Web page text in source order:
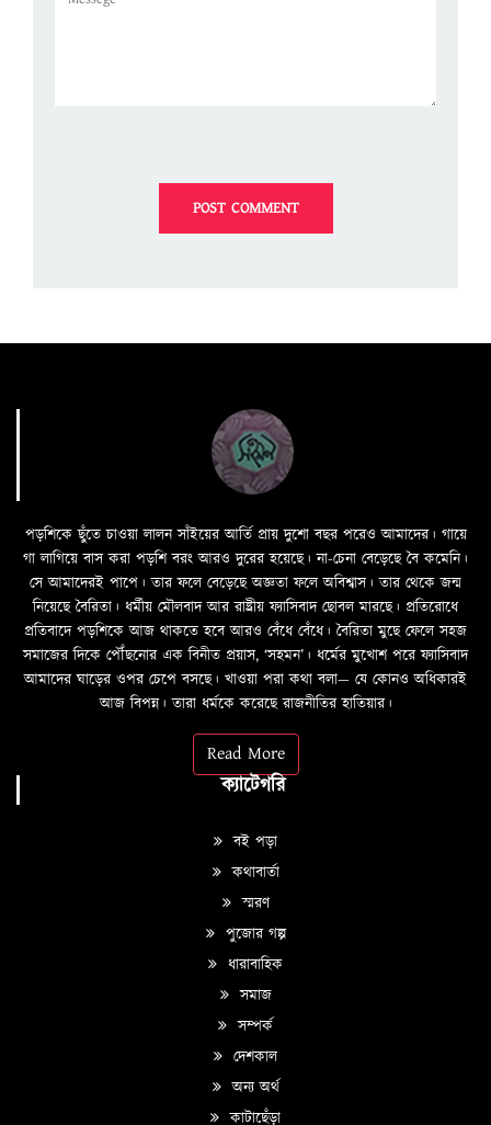
পড়শিকে ছুঁতে চাওয়া লালন সাঁইয়ের আর্তি প্রায় দুশো বছর পরেও আমাদের। গায়ে
গা লাগিয়ে বাস করা পড়শি বরং আরও দুরের হয়েছে। না-চেনা বেড়েছে বৈ কমেনি।
সে আমাদেরই পাপে। তার ফলে বেড়েছে অজ্ঞতা ফলে অবিশ্বাস। তার থেকে জন্ম
নিয়েছে বৈরিতা। ধর্মীয় মৌলবাদ আর রাষ্ট্রীয় ফ্যাসিবাদ ছোবল মারছে। প্রতিরোধে
প্রতিবাদে পড়শিকে আজ থাকতে হবে আরও বেঁধে বেঁধে। বৈরিতা মুছে ফেলে সহজ
সমাজের দিকে পৌঁছনোর এক বিনীত প্রয়াস, ‘সহমন’। ধর্মের মুখোশ পরে ফ্যাসিবাদ
আমাদের ঘাড়ের ওপর চেপে বসছে। খাওয়া পরা কথা বলা—­­ যে কোনও অধিকারই
আজ বিপন্ন। তারা ধর্মকে করেছে রাজনীতির হাতিয়ার।
Read More
ক্যাটেগরি
বই পড়া
কথাবার্তা
স্মরণ
পুজোর গল্প
ধারাবাহিক
সমাজ
সম্পর্ক
দেশকাল
অন্য অর্থ
কাটাছেঁড়া